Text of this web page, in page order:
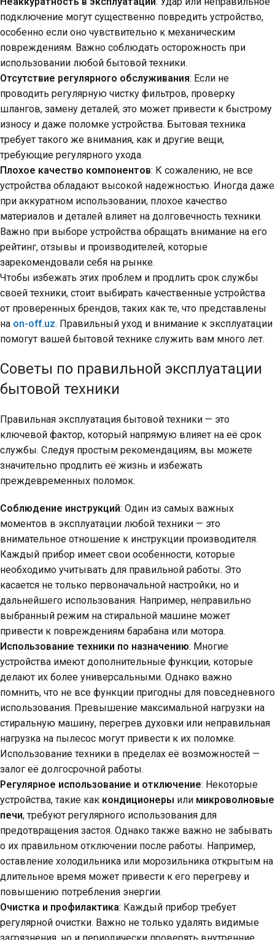
подключение могут существенно повредить устройство,
особенно если оно чувствительно к механическим
повреждениям. Важно соблюдать осторожность при
использовании любой бытовой техники.
Отсутствие регулярного обслуживания: Если не
проводить регулярную чистку фильтров, проверку
шлангов, замену деталей, это может привести к быстрому
износу и даже поломке устройства. Бытовая техника
требует такого же внимания, как и другие вещи,
требующие регулярного ухода.
Плохое качество компонентов: К сожалению, не все
устройства обладают высокой надежностью. Иногда даже
при аккуратном использовании, плохое качество
материалов и деталей влияет на долговечность техники.
Важно при выборе устройства обращать внимание на его
рейтинг, отзывы и производителей, которые
зарекомендовали себя на рынке.
Чтобы избежать этих проблем и продлить срок службы
своей техники, стоит выбирать качественные устройства
от проверенных брендов, таких как те, что представлены
на on-off.uz. Правильный уход и внимание к эксплуатации
помогут вашей бытовой технике служить вам много лет.
Советы по правильной эксплуатации
бытовой техники
Правильная эксплуатация бытовой техники — это
ключевой фактор, который напрямую влияет на её срок
службы. Следуя простым рекомендациям, вы можете
значительно продлить её жизнь и избежать
преждевременных поломок.
Соблюдение инструкций: Один из самых важных
моментов в эксплуатации любой техники — это
внимательное отношение к инструкции производителя.
Каждый прибор имеет свои особенности, которые
необходимо учитывать для правильной работы. Это
касается не только первоначальной настройки, но и
дальнейшего использования. Например, неправильно
выбранный режим на стиральной машине может
привести к повреждениям барабана или мотора.
Использование техники по назначению: Многие
устройства имеют дополнительные функции, которые
делают их более универсальными. Однако важно
помнить, что не все функции пригодны для повседневного
использования. Превышение максимальной нагрузки на
стиральную машину, перегрев духовки или неправильная
нагрузка на пылесос могут привести к их поломке.
Использование техники в пределах её возможностей —
залог её долгосрочной работы.
Регулярное использование и отключение: Некоторые
устройства, такие как кондиционеры или микроволновые
печи, требуют регулярного использования для
предотвращения застоя. Однако также важно не забывать
о их правильном отключении после работы. Например,
оставление холодильника или морозильника открытым на
длительное время может привести к его перегреву и
повышению потребления энергии.
Очистка и профилактика: Каждый прибор требует
регулярной очистки. Важно не только удалять видимые